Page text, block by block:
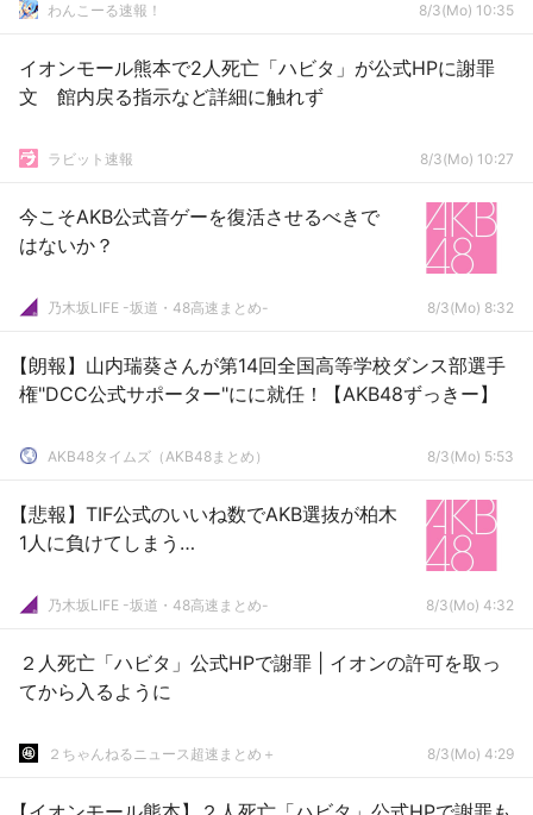
わんこーる速報！ 8/3(Mo) 10:35
イオンモール熊本で2人死亡「ハビタ」が公式HPに謝罪
文 館内戻る指示など詳細に触れず
ラビット速報 8/3(Mo) 10:27
今こそAKB公式音ゲーを復活させるべきで
はないか？
乃木坂LIFE -坂道・48高速まとめ- 8/3(Mo) 8:32
【朗報】山内瑞葵さんが第14回全国高等学校ダンス部選手
権"DCC公式サポーター"にに就任！【AKB48ずっきー】
AKB48タイムズ（AKB48まとめ） 8/3(Mo) 5:53
【悲報】TIF公式のいいね数でAKB選抜が柏木
1人に負けてしまう…
乃木坂LIFE -坂道・48高速まとめ- 8/3(Mo) 4:32
２人死亡「ハビタ」公式HPで謝罪 | イオンの許可を取っ
てから入るように
２ちゃんねるニュース超速まとめ＋ 8/3(Mo) 4:29